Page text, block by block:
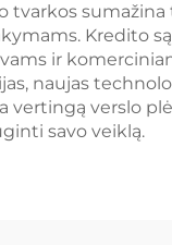
sumažina
Kredito
ir
naujas
verslo
savo veiklą.